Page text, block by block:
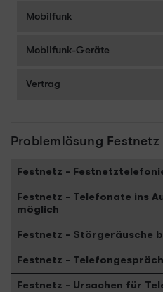
Mobilfunk
Mobilfunk-Geräte
Vertrag
Problemlösung Festnetz
Festnetz -
Festnetz - Telefonate ins
möglich
Festnetz - Störgeräusche
Festnetz -
Festnetz - Ursachen für